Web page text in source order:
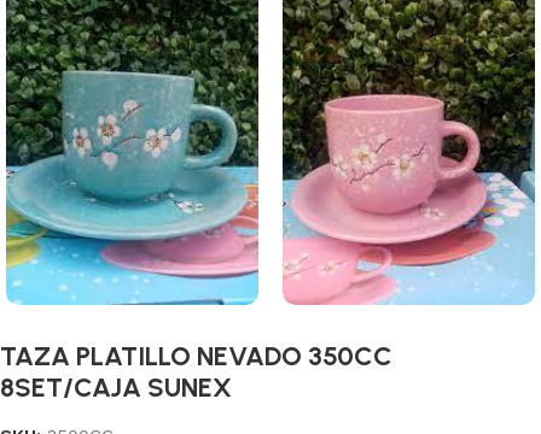
TAZA PLATILLO NEVADO 350CC
8SET/CAJA SUNEX